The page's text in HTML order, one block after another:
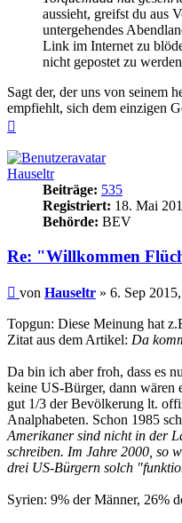
aussieht, greifst du aus
untergehendes
Link im Internet zu
nicht gepostet zu
Sagt der, der uns von seinem
empfiehlt, sich dem einzigen
Hauseltr
Beiträge: 535
Registriert: 18. Mai
Behörde: BEV
Re: "Willkommen
Beitrag
von Hauseltr » 6. Sep
Topgun: Diese Meinung hat
Zitat aus dem Artikel: Da
Da bin ich aber froh, dass es
keine US-Bürger, dann wären
gut 1/3 der Bevölkerung lt.
Analphabeten. Schon 1985
Amerikaner sind nicht in der
schreiben. Im Jahre 2000, so
drei US-Bürgern solch
Syrien: 9% der Männer, 26%